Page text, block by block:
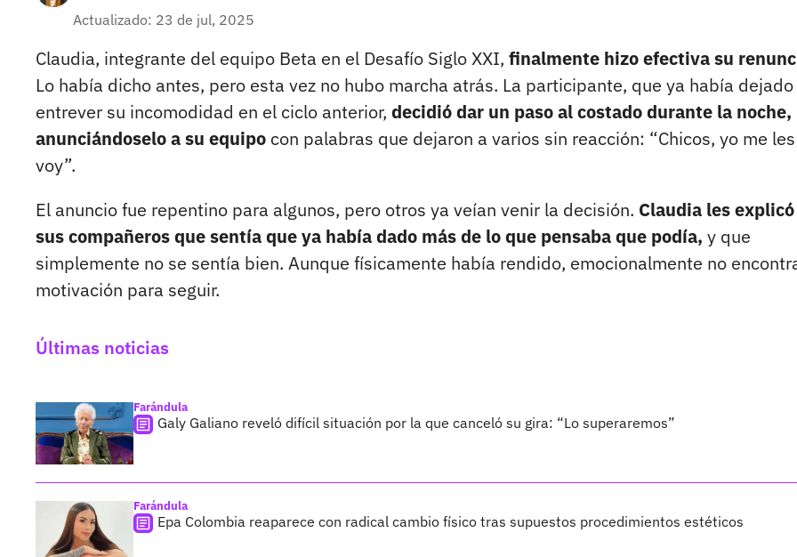
Actualizado: 23 de jul, 2025
Claudia, integrante del equipo Beta en el Desafío Siglo XXI, finalmente hizo efectiva su
Lo había dicho antes, pero esta vez no hubo marcha atrás. La participante, que ya había dejado
entrever su incomodidad en el ciclo anterior, decidió dar un paso al costado durante la noche,
anunciándoselo a su equipo con palabras que dejaron a varios sin reacción: “Chicos, yo me les
voy”.
El anuncio fue repentino para algunos, pero otros ya veían venir la decisión. Claudia les
sus compañeros que sentía que ya había dado más de lo que pensaba que podía, y que
simplemente no se sentía bien. Aunque físicamente había rendido, emocionalmente no
motivación para seguir.
Últimas noticias
Farándula
Galy Galiano reveló difícil situación por la que canceló su gira: “Lo superaremos”
Farándula
Epa Colombia reaparece con radical cambio físico tras supuestos procedimientos estéticos